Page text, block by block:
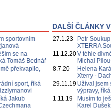
sportovním
se na
Tomáš Bednář
překvapilo,
sport, říká
Jakub
DALŠÍ ČLÁNKY
27.1.23
Petr
XTERRA
11.12.20V téhle
Michal
8.7.20
Helena
Xterry -
29.11.19 Užíval jsem
výpravy,
1.11.19
Musím to
Karel Dušek